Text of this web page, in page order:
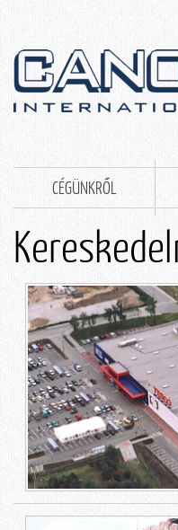
CÉGÜNKRŐL